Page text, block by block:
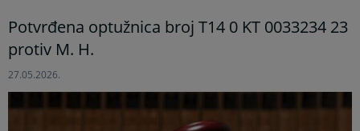
Potvrđena optužnica broj T14 0 KT 0033234 23
protiv M. H.
27.05.2026.